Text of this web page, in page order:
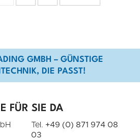
GMBH – GÜNSTIGE
DIE PASST!
FÜR SIE DA
Tel. +49 (0) 871 974 08
03